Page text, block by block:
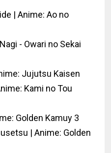
| Anime: Ao no
- Owari no Sekai
Jujutsu Kaisen
Kami no Tou
Golden Kamuy 3
| Anime: Golden